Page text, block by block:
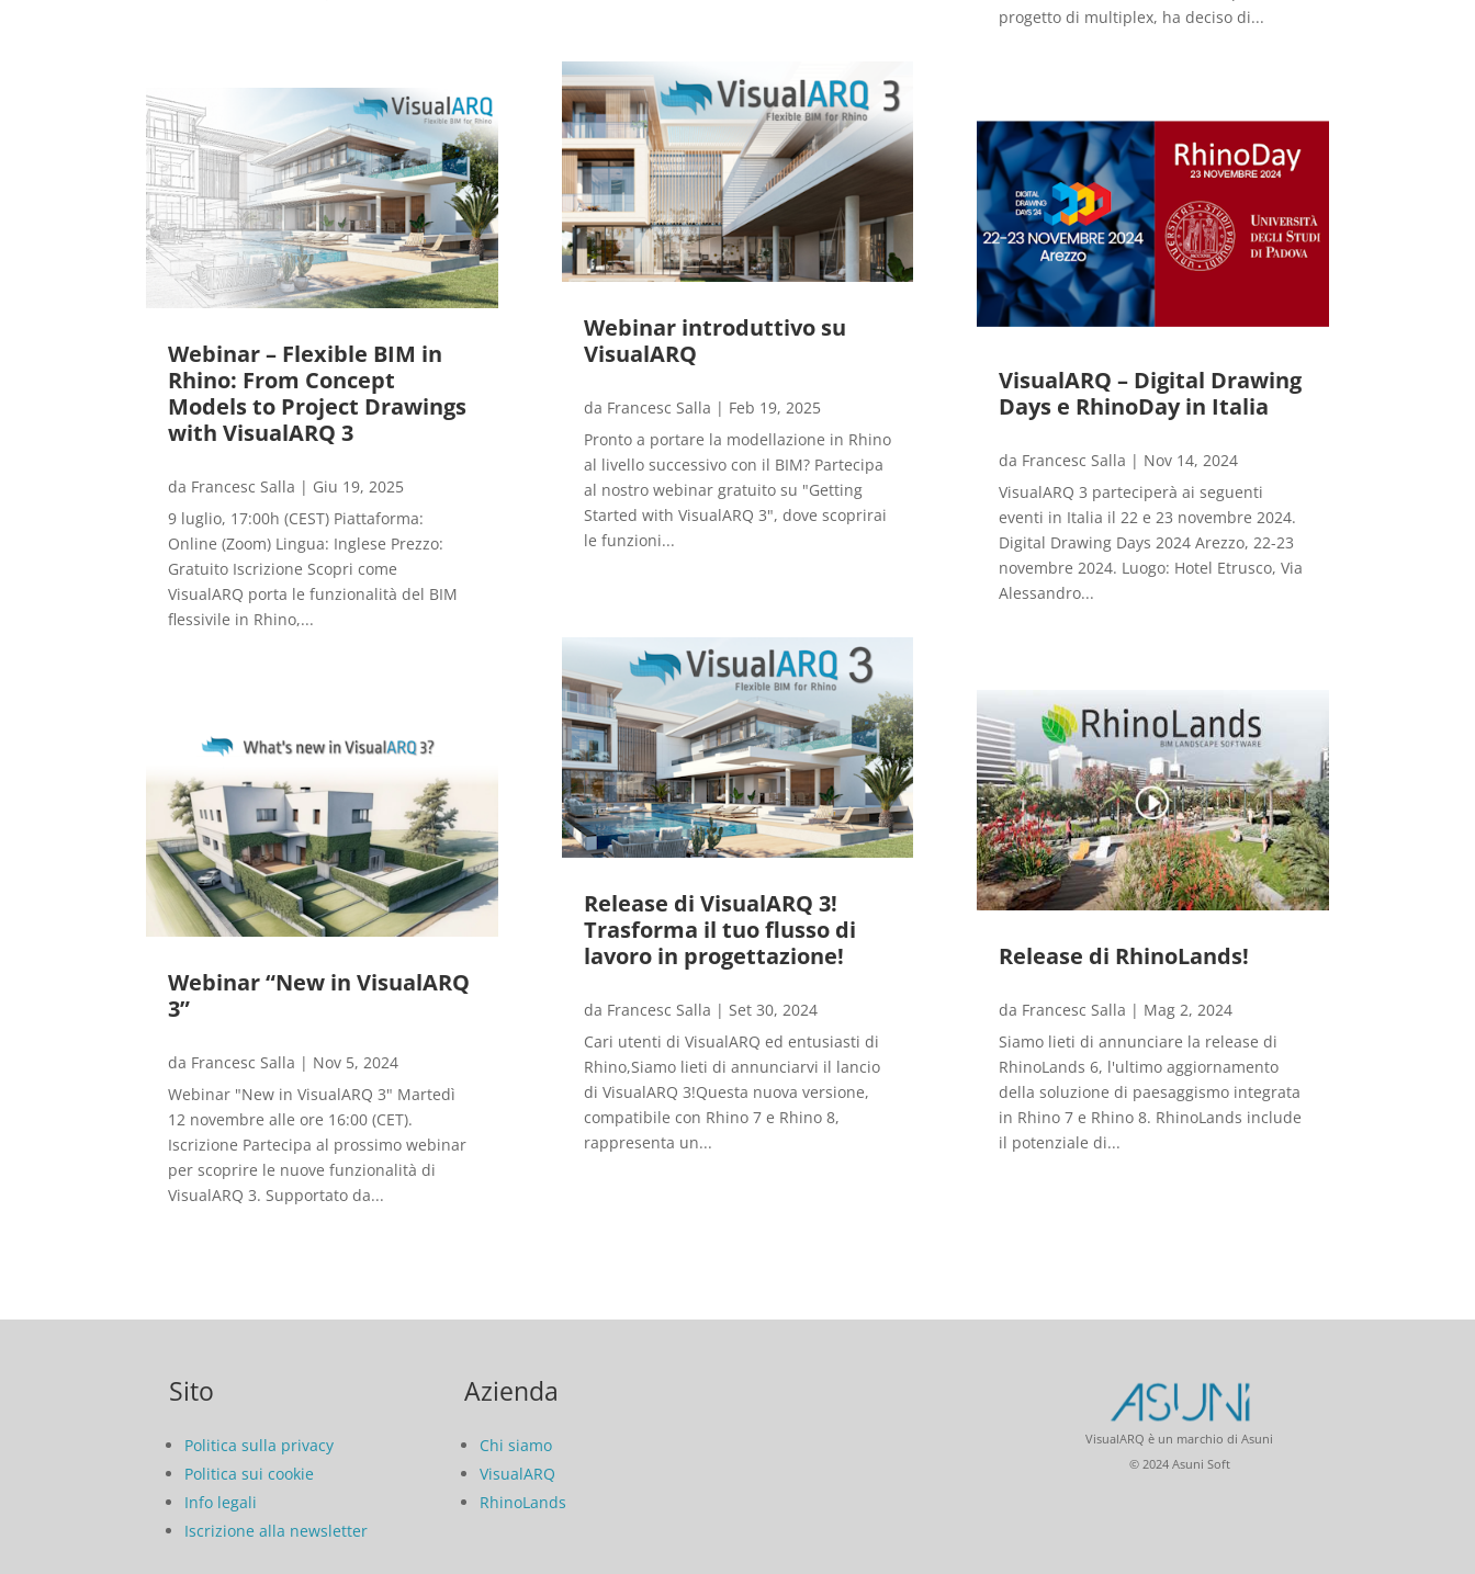
Webinar – Flexible BIM in
Rhino: From Concept
Models to Project Drawings
with VisualARQ 3
da Francesc Salla | Giu 19, 2025
9 luglio, 17:00h (CEST) Piattaforma:
Online (Zoom) Lingua: Inglese Prezzo:
Gratuito Iscrizione Scopri come
VisualARQ porta le funzionalità del BIM
flessivile in Rhino,...
Webinar “New in VisualARQ
3”
da Francesc Salla | Nov 5, 2024
Webinar "New in VisualARQ 3" Martedì
12 novembre alle ore 16:00 (CET).
Iscrizione Partecipa al prossimo webinar
per scoprire le nuove funzionalità di
VisualARQ 3. Supportato da...
Webinar introduttivo su
VisualARQ
da Francesc Salla | Feb 19, 2025
Pronto a portare la modellazione in Rhino
al livello successivo con il BIM? Partecipa
al nostro webinar gratuito su "Getting
Started with VisualARQ 3", dove scoprirai
le funzioni...
Release di VisualARQ 3!
Trasforma il tuo flusso di
lavoro in progettazione!
da Francesc Salla | Set 30, 2024
Cari utenti di VisualARQ ed entusiasti di
Rhino,Siamo lieti di annunciarvi il lancio
di VisualARQ 3!Questa nuova versione,
compatibile con Rhino 7 e Rhino 8,
rappresenta un...
progetto di multiplex, ha deciso di...
VisualARQ – Digital Drawing
Days e RhinoDay in Italia
da Francesc Salla | Nov 14, 2024
VisualARQ 3 parteciperà ai seguenti
eventi in Italia il 22 e 23 novembre 2024.
Digital Drawing Days 2024 Arezzo, 22-23
novembre 2024. Luogo: Hotel Etrusco, Via
Alessandro...
Release di RhinoLands!
da Francesc Salla | Mag 2, 2024
Siamo lieti di annunciare la release di
RhinoLands 6, l'ultimo aggiornamento
della soluzione di paesaggismo integrata
in Rhino 7 e Rhino 8. RhinoLands include
il potenziale di...
Sito
Politica sulla privacy
Politica sui cookie
Info legali
Iscrizione alla newsletter
Azienda
Chi siamo
VisualARQ
RhinoLands
VisualARQ è un marchio di Asuni
© 2024 Asuni Soft